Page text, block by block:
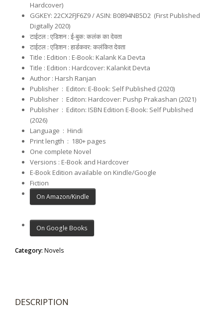
Hardcover)
GGKEY: 22CX2FJF6Z9 / ASIN: B0894NB5D2 (First Published
Digitally 2020)
टाईटल : एडिशन : ई-बुक: कलंक का देवता
टाईटल : एडिशन : हार्डकवर: कलंकित देवता
Title : Edition : E-Book: Kalank Ka Devta
Title : Edition : Hardcover: Kalankit Devta
Author : Harsh Ranjan
Publisher ‏ : ‎ Editon: E-Book: Self Published (2020)
Publisher ‏ : ‎ Editon: Hardcover: Pushp Prakashan (2021)
Publisher ‏ : ‎ Editon: ISBN Edition E-Book: Self Published
(2026)
Language ‏ : ‎ Hindi
Print length ‏ : ‎ 180+ pages
One complete Novel
Versions : E-Book and Hardcover
E-Book Edition available on Kindle/Google
Fiction
On Amazon/Kindle
On Google Books
Category: Novels
DESCRIPTION